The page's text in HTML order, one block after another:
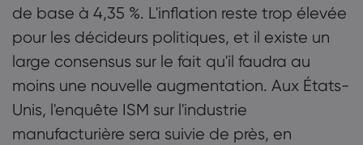
de base à 4,35 %. L'inflation reste trop élevée
pour les décideurs politiques, et il existe un
large consensus sur le fait qu'il faudra au
moins une nouvelle augmentation. Aux États-
Unis, l'enquête ISM sur l'industrie
manufacturière sera suivie de près, en